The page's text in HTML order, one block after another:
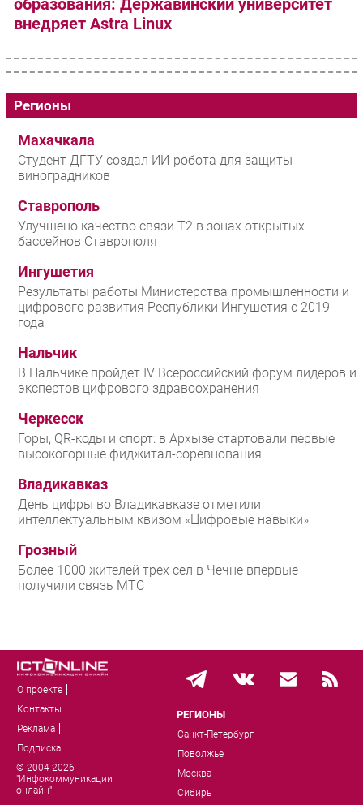
образования: Державинский университет
внедряет Astra Linux
Регионы
Махачкала
Студент ДГТУ создал ИИ-робота для защиты
виноградников
Ставрополь
Улучшено качество связи T2 в зонах открытых
бассейнов Ставрополя
Ингушетия
Результаты работы Министерства промышленности и
цифрового развития Республики Ингушетия с 2019
года
Нальчик
В Нальчике пройдет IV Всероссийский форум лидеров и
экспертов цифрового здравоохранения
Черкесск
Горы, QR-коды и спорт: в Архызе стартовали первые
высокогорные фиджитал-соревнования
Владикавказ
День цифры во Владикавказе отметили
интеллектуальным квизом «Цифровые навыки»
Грозный
Более 1000 жителей трех сел в Чечне впервые
получили связь МТС
О проекте
Контакты
Реклама
Подписка
© 2004-2026
"Инфокоммуникации
онлайн"
РЕГИОНЫ
Санкт-Петербург
Поволжье
Москва
Сибирь